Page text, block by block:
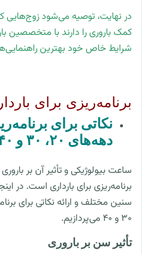
در نهایت، توصیه می‌شود زوج‌هایی
کمک باروری را دارند با متخصصین
شرایط خاص خود بهترین
برنامه‌ریزی برای
نکاتی برای
دهه‌های ۲۰، ۳۰ و ۴۰
ساعت بیولوژیکی و تأثیر آن بر
برنامه‌ریزی برای بارداری است. در
۳۰ و ۴۰ می‌پردازیم.
تأثیر سن بر باروری